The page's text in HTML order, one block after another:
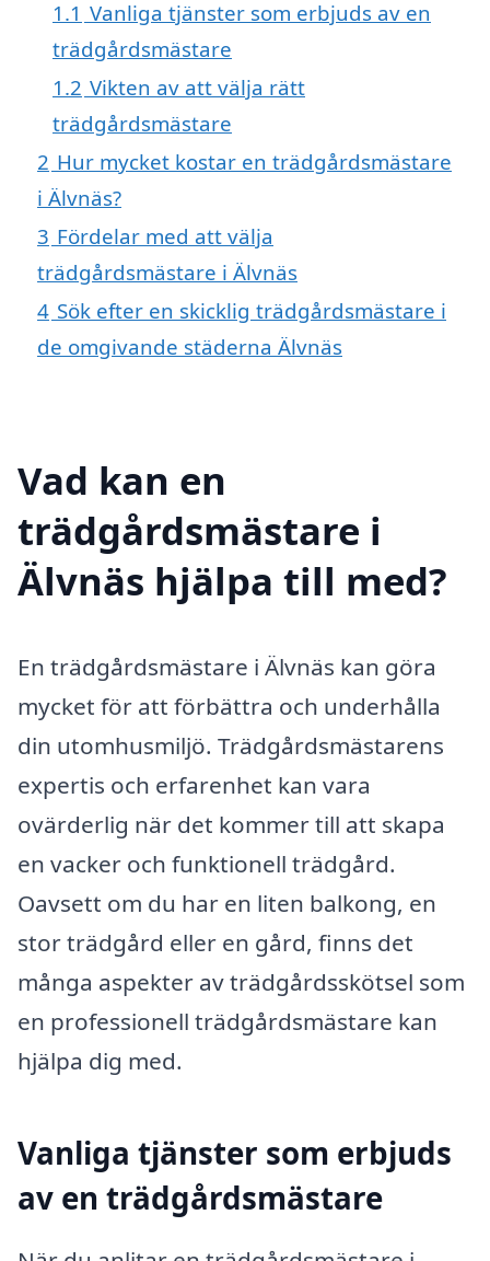
1.1 Vanliga tjänster som erbjuds av en
trädgårdsmästare
1.2 Vikten av att välja rätt
trädgårdsmästare
2 Hur mycket kostar en trädgårdsmästare
i Älvnäs?
3 Fördelar med att välja
trädgårdsmästare i Älvnäs
4 Sök efter en skicklig trädgårdsmästare i
de omgivande städerna Älvnäs
Vad kan en
trädgårdsmästare i
Älvnäs hjälpa till med?
En trädgårdsmästare i Älvnäs kan göra
mycket för att förbättra och underhålla
din utomhusmiljö. Trädgårdsmästarens
expertis och erfarenhet kan vara
ovärderlig när det kommer till att skapa
en vacker och funktionell trädgård.
Oavsett om du har en liten balkong, en
stor trädgård eller en gård, finns det
många aspekter av trädgårdsskötsel som
en professionell trädgårdsmästare kan
hjälpa dig med.
Vanliga tjänster som erbjuds
av en trädgårdsmästare